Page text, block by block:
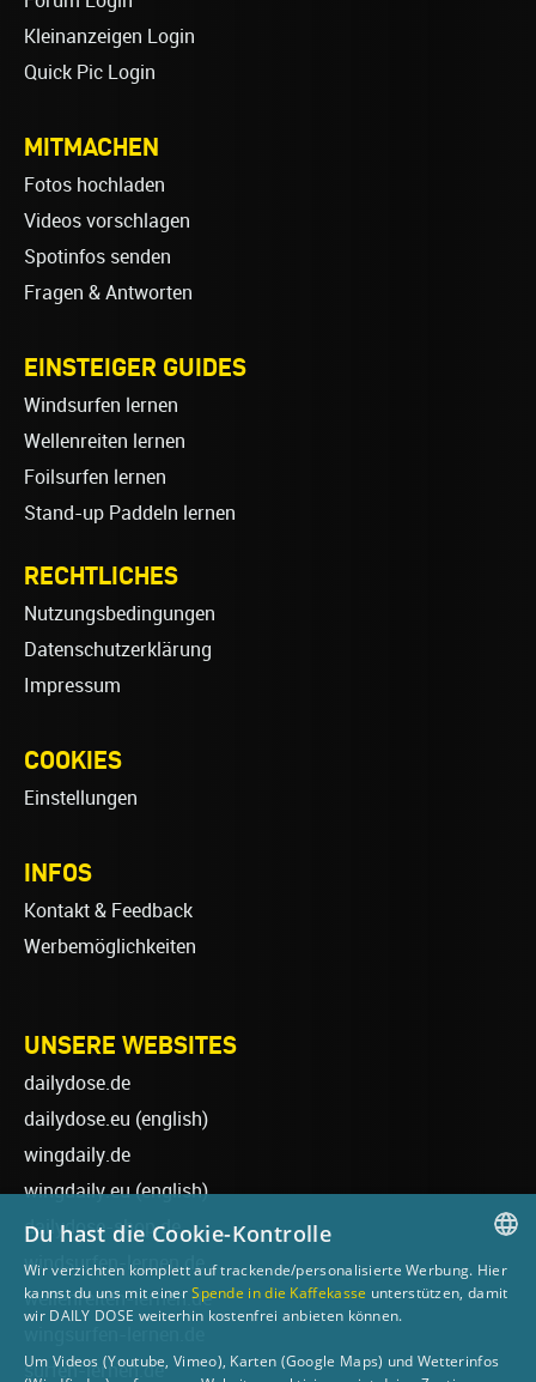
Kleinanzeigen Login
Quick Pic Login
MITMACHEN
Fotos hochladen
Videos vorschlagen
Spotinfos senden
Fragen & Antworten
EINSTEIGER GUIDES
Windsurfen lernen
Wellenreiten lernen
Foilsurfen lernen
Stand-up Paddeln lernen
RECHTLICHES
Nutzungsbedingungen
Datenschutzerklärung
Impressum
COOKIES
Einstellungen
INFOS
Kontakt & Feedback
Werbemöglichkeiten
UNSERE WEBSITES
dailydose.de
dailydose.eu (english)
wingdaily.de
wingdaily.eu(english)
dailydose-shop.de
windsurfen-lernen.de
wellenreiten-lernen.de
surfen-lernen.de
GERMAN
Du hast die Cookie-Kontrolle
Wir verzichten komplett auf trackende/personalisierte Werbung. Hier
kannst du uns mit einerSpende in die Kaffekasse unterstützen, damit
wir DAILY DOSE weiterhin kostenfrei anbieten können.
Um Videos (Youtube, Vimeo), Karten (Google Maps) und Wetterinfos